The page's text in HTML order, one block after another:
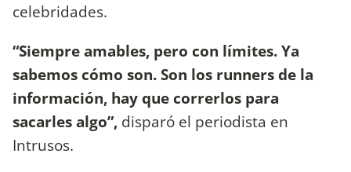
celebridades.
“Siempre amables, pero con límites. Ya
sabemos cómo son. Son los runners de la
información, hay que correrlos para
sacarles algo”, disparó el periodista en
Intrusos.